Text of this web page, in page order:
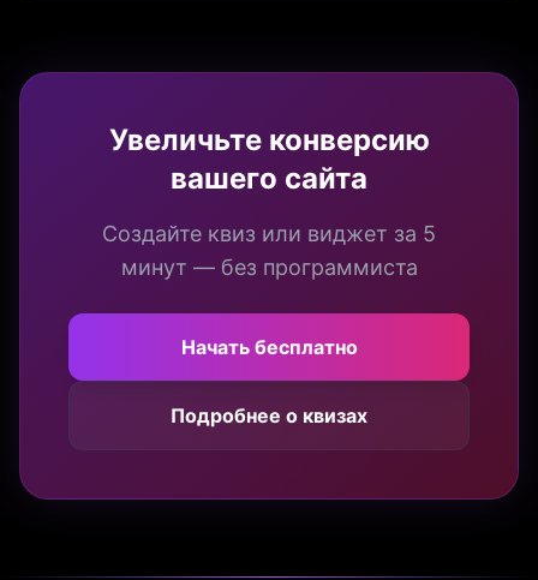
Увеличьте конверсию
вашего сайта
Создайте квиз или виджет за 5
минут — без программиста
Начать бесплатно
Подробнее о квизах